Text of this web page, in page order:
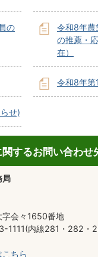
の
令和8年農
の推薦・
在）
令和8年第
せ)
するお問い合わせ
局
字会々1650番地
1111(内線281・282・
ちら